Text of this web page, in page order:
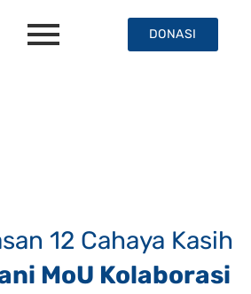
12 Cahaya Kasih
MoU Kolaborasi
DONASI